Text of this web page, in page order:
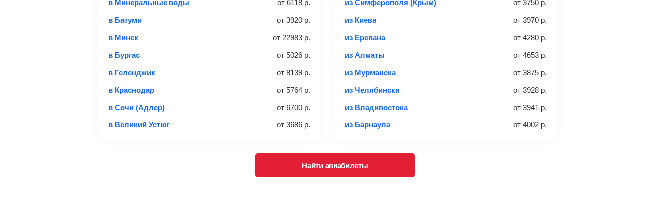
купить билет с багажом дешевле, чем дополнительно оплачивать его в аэропорту.
Важно:При покупке билета рекомендуем внимательно проверять на официальном сайте продавца, включен ли багаж в стоимость.
Подробная информация о перевозке багажа и его габаритах
в Минеральные воды от 6118 р.
в Батуми от 3920 р.
в Минск от 22983 р.
в Бургас от 5026 р.
в Геленджик от 8139 р.
в Краснодар от 5764 р.
в Сочи (Адлер) от 6700 р.
в Великий Устюг от 3686 р.
из Симферополя (Крым) от 3750 р.
из Киева от 3970 р.
из Еревана от 4280 р.
из Алматы от 4653 р.
из Мурманска от 3875 р.
из Челябинска от 3928 р.
из Владивостока от 3941 р.
из Барнаула от 4002 р.
Найти авиабилеты